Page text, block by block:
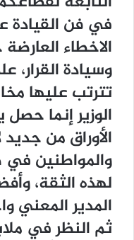
في فن القيادة
الاخطاء
وسيادة
تترتب عليها
الوزير إنما
الأوراق من
والمواطنين
لهذه الثقة،
المدير المعني
ثم النظر في